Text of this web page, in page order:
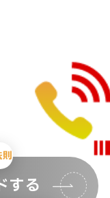
則
する